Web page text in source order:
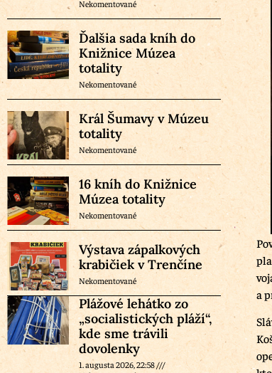
Nekomentované
Ďalšia sada kníh do
Knižnice Múzea
totality
Nekomentované
Král Šumavy v Múzeu
totality
Nekomentované
16 kníh do Knižnice
Múzea totality
Nekomentované
Výstava zápalkových
krabičiek v Trenčíne
Nekomentované
Plážové lehátko zo
„socialistických pláží“,
kde sme trávili
dovolenky
1. augusta 2026, 22:58
a